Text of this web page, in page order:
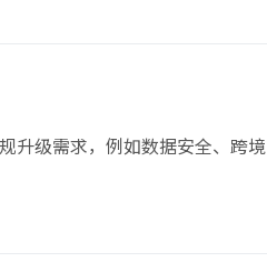
升级需求，例如数据安全、跨